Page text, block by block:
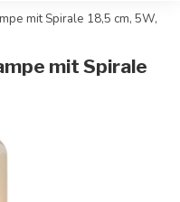
mit Spirale 18,5 cm, 5W,
mit Spirale